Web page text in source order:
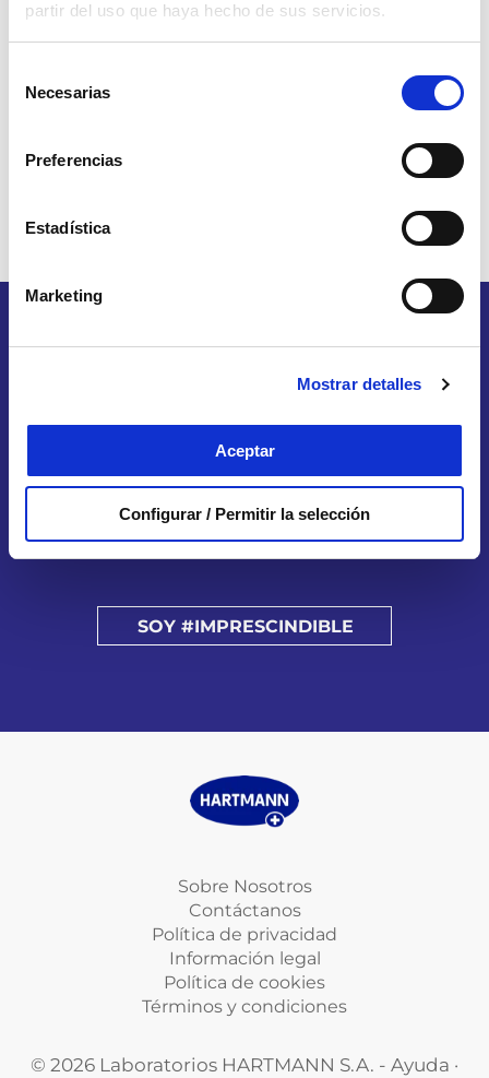
partir del uso que haya hecho de sus servicios.
Necesarias
Preferencias
Estadística
Marketing
Mostrar detalles
Aceptar
Configurar / Permitir la selección
de Hartmann
Si cuidas de alguien dependiente eres
imprescindible y formas parte de una comunidad de
personas que merecen todo el apoyo del mundo.
Entra, queremos conocerte y que descubras todo lo
que podemos hacer juntos.
SOY #IMPRESCINDIBLE
Sobre Nosotros
Contáctanos
Política de privacidad
Información legal
Política de cookies
Términos y condiciones
© 2026 Laboratorios HARTMANN S.A. - Ayuda ·